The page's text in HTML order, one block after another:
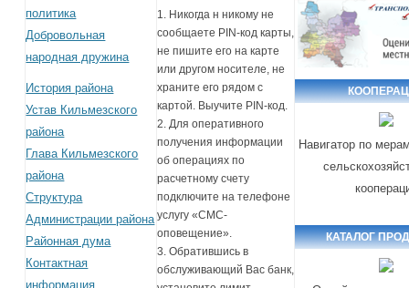
политика
Добровольная
народная дружина
История района
Устав Кильмезского
района
Глава Кильмезского
района
Структура
Администрации района
Районная дума
Контактная
информация
1. Никогда н никому не
сообщаете PIN-код карты,
не пишите его на карте
или другом носителе, не
храните его рядом с
картой. Выучите PIN-код.
2. Для оперативного
получения информации
об операциях по
расчетному счету
подключите на телефоне
услугу «СМС-
оповещение».
3. Обратившись в
обслуживающий Вас банк,
Навигатор по
КАТАЛОГ